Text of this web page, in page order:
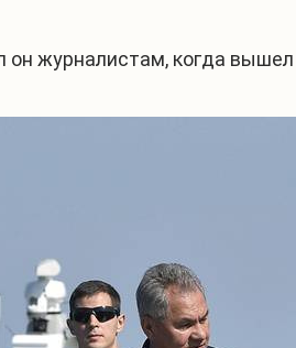
он журналистам, когда